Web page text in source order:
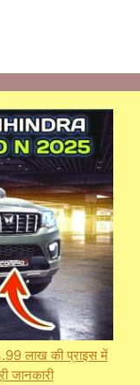
लाख की प्राइस में
जानकारी